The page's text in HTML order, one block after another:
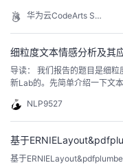
页
开
发
者
odeArts Snap现进入邀测阶段
华为云CodeArts Snap
细粒度文本情感分析及其
导读： 我们报告的题目是细
新Lab的。先简单介绍一下文
观点四元组的挖掘，最后再做
NLP9527
基于
基于